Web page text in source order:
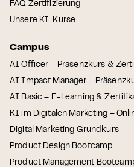
FAQ Zertifizierung
Unsere KI-Kurse
Campus
AI Officer – Präsenzkurs &
AI Impact Manager –
AI Basic – E-Learning &
KI im Digitalen Marketing –
Digital Marketing Grundkurs
Product Design Bootcamp
Product Management